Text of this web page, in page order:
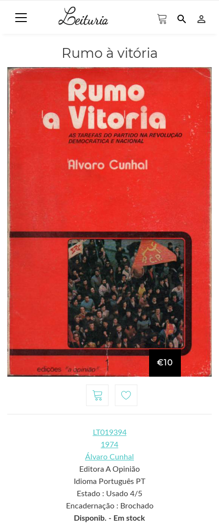
search person_outline
Rumo à vitória
€10
LT019394
1974
Álvaro Cunhal
Editora A Opinião
Idioma Português PT
Estado : Usado 4/5
Encadernação : Brochado
Disponib. - Em stock